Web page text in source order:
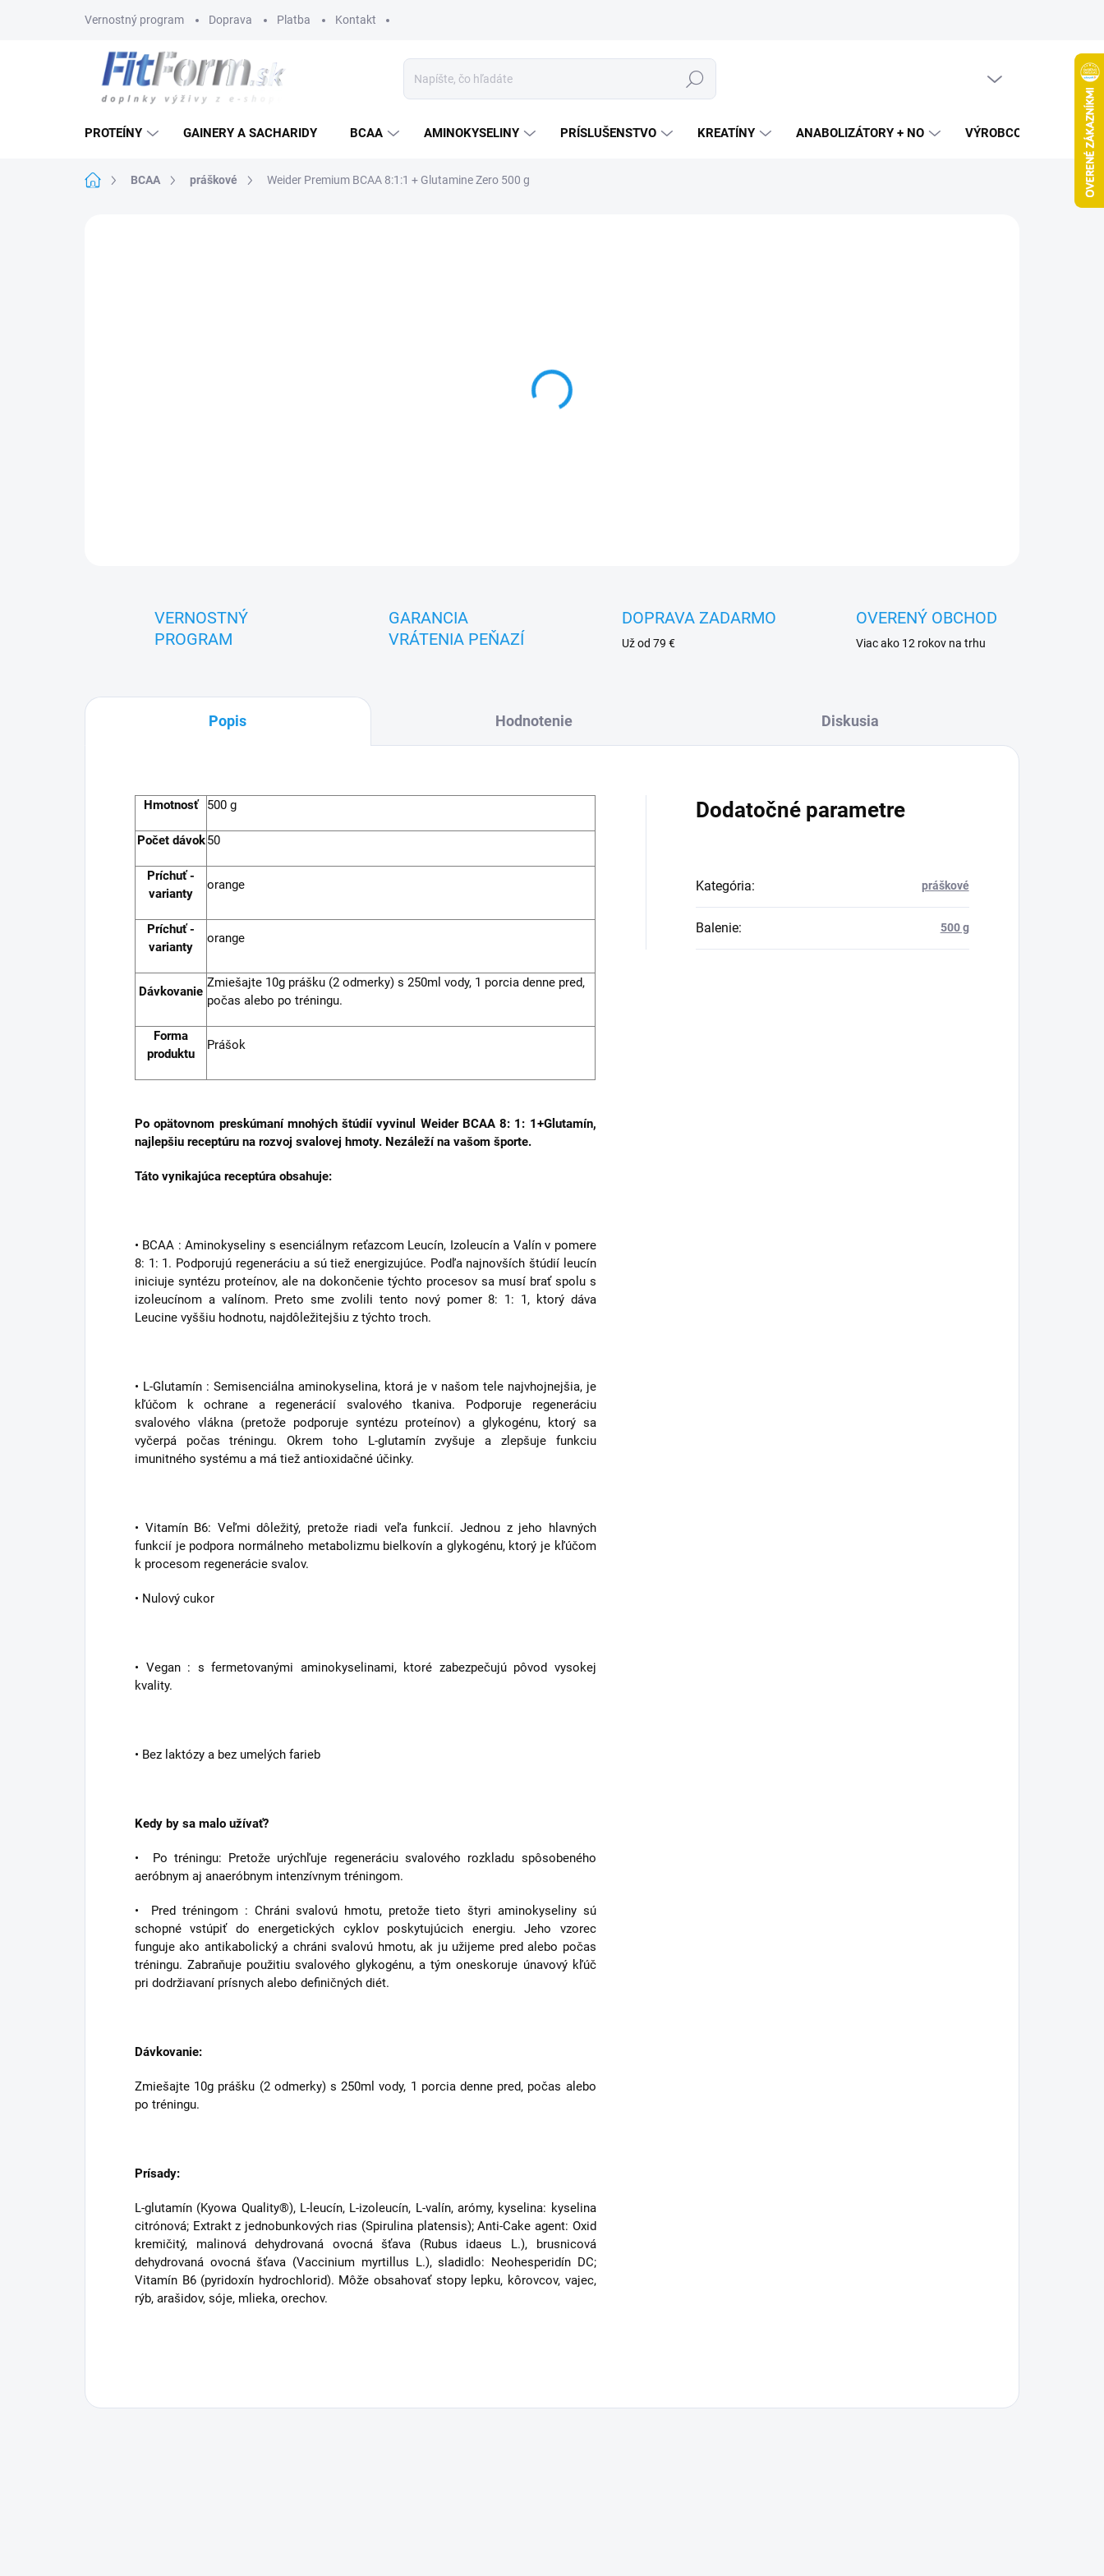
Vernostný program Doprava Platba Kontakt
Hľadať
PROTEÍNY GAINERY A SACHARIDY BCAA AMINOKYSELINY PRÍSLUŠENSTVO KREATÍNY ANABOLIZÁTORY + NO VÝROBCOVIA
DomovBCAA práškové Weider Premium BCAA 8:1:1 + Glutamine Zero 500 g
VERNOSTNÝ
PROGRAM
GARANCIA
VRÁTENIA PEŇAZÍ
DOPRAVA ZADARMO
Už od 79 €
OVERENÝ OBCHOD
Viac ako 12 rokov na trhu
Popis Hodnotenie Diskusia
Hmotnosť 500 g
Počet dávok50
Príchuť -
varianty
orange
Príchuť -
varianty
orange
Dávkovanie
Zmiešajte 10g prášku (2 odmerky) s 250ml vody, 1 porcia denne pred,
počas alebo po tréningu.
Forma
produktu
Prášok
Po opätovnom preskúmaní mnohých štúdií vyvinul Weider BCAA 8: 1: 1+Glutamín,
najlepšiu receptúru na rozvoj svalovej hmoty. Nezáleží na vašom športe.
Táto vynikajúca receptúra obsahuje:
• BCAA : Aminokyseliny s esenciálnym reťazcom Leucín, Izoleucín a Valín v pomere
8: 1: 1. Podporujú regeneráciu a sú tiež energizujúce. Podľa najnovších štúdií leucín
iniciuje syntézu proteínov, ale na dokončenie týchto procesov sa musí brať spolu s
izoleucínom a valínom. Preto sme zvolili tento nový pomer 8: 1: 1, ktorý dáva
Leucine vyššiu hodnotu, najdôležitejšiu z týchto troch.
• L-Glutamín : Semisenciálna aminokyselina, ktorá je v našom tele najvhojnejšia, je
kľúčom k ochrane a regenerácií svalového tkaniva. Podporuje regeneráciu
svalového vlákna (pretože podporuje syntézu proteínov) a glykogénu, ktorý sa
vyčerpá počas tréningu. Okrem toho L-glutamín zvyšuje a zlepšuje funkciu
imunitného systému a má tiež antioxidačné účinky.
• Vitamín B6: Veľmi dôležitý, pretože riadi veľa funkcií. Jednou z jeho hlavných
funkcií je podpora normálneho metabolizmu bielkovín a glykogénu, ktorý je kľúčom
k procesom regenerácie svalov.
• Nulový cukor
• Vegan : s fermetovanými aminokyselinami, ktoré zabezpečujú pôvod vysokej
kvality.
• Bez laktózy a bez umelých farieb
Kedy by sa malo užívať?
• Po tréningu: Pretože urýchľuje regeneráciu svalového rozkladu spôsobeného
aeróbnym aj anaeróbnym intenzívnym tréningom.
• Pred tréningom : Chráni svalovú hmotu, pretože tieto štyri aminokyseliny sú
schopné vstúpiť do energetických cyklov poskytujúcich energiu. Jeho vzorec
funguje ako antikabolický a chráni svalovú hmotu, ak ju užijeme pred alebo počas
tréningu. Zabraňuje použitiu svalového glykogénu, a tým oneskoruje únavový kľúč
pri dodržiavaní prísnych alebo definičných diét.
Dávkovanie:
Zmiešajte 10g prášku (2 odmerky) s 250ml vody, 1 porcia denne pred, počas alebo
po tréningu.
Prísady:
L-glutamín (Kyowa Quality®), L-leucín, L-izoleucín, L-valín, arómy, kyselina: kyselina
citrónová; Extrakt z jednobunkových rias (Spirulina platensis); Anti-Cake agent: Oxid
kremičitý, malinová dehydrovaná ovocná šťava (Rubus idaeus L.), brusnicová
dehydrovaná ovocná šťava (Vaccinium myrtillus L.), sladidlo: Neohesperidín DC;
Vitamín B6 (pyridoxín hydrochlorid). Môže obsahovať stopy lepku, kôrovcov, vajec,
rýb, arašidov, sóje, mlieka, orechov.
Dodatočné parametre
Kategória: práškové
Balenie: 500 g